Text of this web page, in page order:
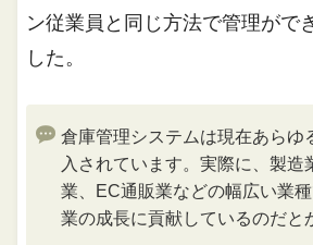
ン従業員と同じ方法で管理がで
した。
倉庫管理システムは現在あらゆ
入されています。実際に、製造
業、EC通販業などの幅広い業
業の成長に貢献しているのだと